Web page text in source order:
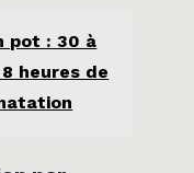
pot : 30 à
heures de